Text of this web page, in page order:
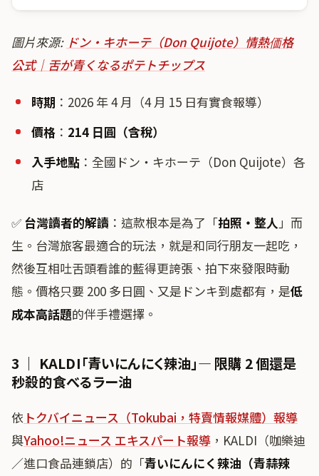
圖片來源: ドン・キホーテ（Don Quijote）情熱価格
公式｜舌が青くなるポテトチップス
時期 ：2026 年 4 月（4 月 15 日有實食報導）
價格 ： 214 日圓（含稅）
入手地點 ：全國ドン・キホーテ（Don Quijote）各
店
✅ 台灣讀者的解讀 ：這款根本是為了「拍照・整人」而
生。台灣旅客最適合的玩法，就是和同行朋友一起吃，
然後互相吐舌頭看誰的藍得更誇張、拍下來發限時動
態。價格只要 200 多日圓、又是ドンキ到處都有，是低
成本高話題的伴手禮選擇。
3 ｜ KALDI「青いにんにく辣油」— 限購 2 個還是
秒殺的食べるラー油
依 トクバイニュース（Tokubai，特賣情報媒體）報導
與Yahoo!ニュース エキスパート報導 ，KALDI（咖樂迪
／進口食品連鎖店）的「青いにんにく辣油（青蒜辣